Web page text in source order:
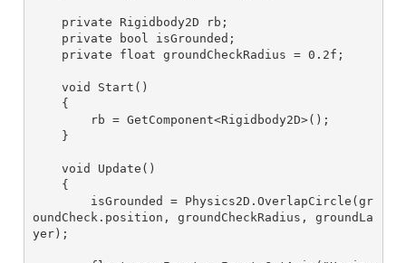
oundCheck.position, groundCheckRadius, groundLa
yer);